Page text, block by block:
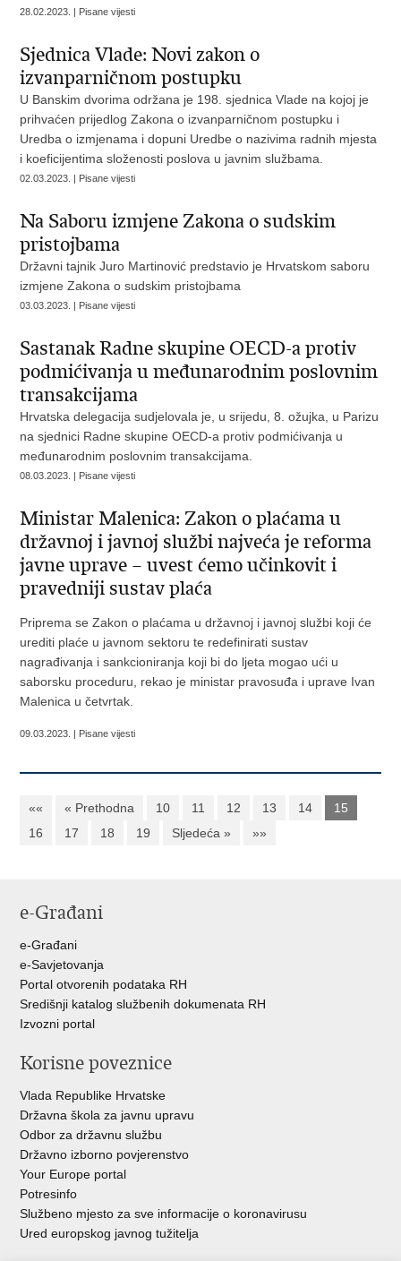
28.02.2023. | Pisane vijesti
Sjednica Vlade: Novi zakon o
izvanparničnom postupku
U Banskim dvorima održana je 198. sjednica Vlade na kojoj je
prihvaćen prijedlog Zakona o izvanparničnom postupku i
Uredba o izmjenama i dopuni Uredbe o nazivima radnih mjesta
i koeficijentima složenosti poslova u javnim službama.
02.03.2023. | Pisane vijesti
Na Saboru izmjene Zakona o sudskim
pristojbama
Državni tajnik Juro Martinović predstavio je Hrvatskom saboru
izmjene Zakona o sudskim pristojbama
03.03.2023. | Pisane vijesti
Sastanak Radne skupine OECD-a protiv
podmićivanja u međunarodnim poslovnim
transakcijama
Hrvatska delegacija sudjelovala je, u srijedu, 8. ožujka, u Parizu
na sjednici Radne skupine OECD-a protiv podmićivanja u
međunarodnim poslovnim transakcijama.
08.03.2023. | Pisane vijesti
Ministar Malenica: Zakon o plaćama u
državnoj i javnoj službi najveća je reforma
javne uprave – uvest ćemo učinkovit i
pravedniji sustav plaća
Priprema se Zakon o plaćama u državnoj i javnoj službi koji će
urediti plaće u javnom sektoru te redefinirati sustav
nagrađivanja i sankcioniranja koji bi do ljeta mogao ući u
saborsku proceduru, rekao je ministar pravosuđa i uprave Ivan
Malenica u četvrtak.
09.03.2023. | Pisane vijesti
«« « Prethodna 10 11 12 13 14
15
16
17 18 19 Sljedeća » »»
e-Građani
e-Građani
e-Savjetovanja
Portal otvorenih podataka RH
Središnji katalog službenih dokumenata RH
Izvozni portal
Korisne poveznice
Vlada Republike Hrvatske
Državna škola za javnu upravu
Odbor za državnu službu
Državno izborno povjerenstvo
Your Europe portal
Potresinfo
Službeno mjesto za sve informacije o koronavirusu
Ured europskog javnog tužitelja